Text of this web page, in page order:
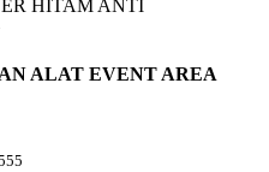
ALAT EVENT AREA